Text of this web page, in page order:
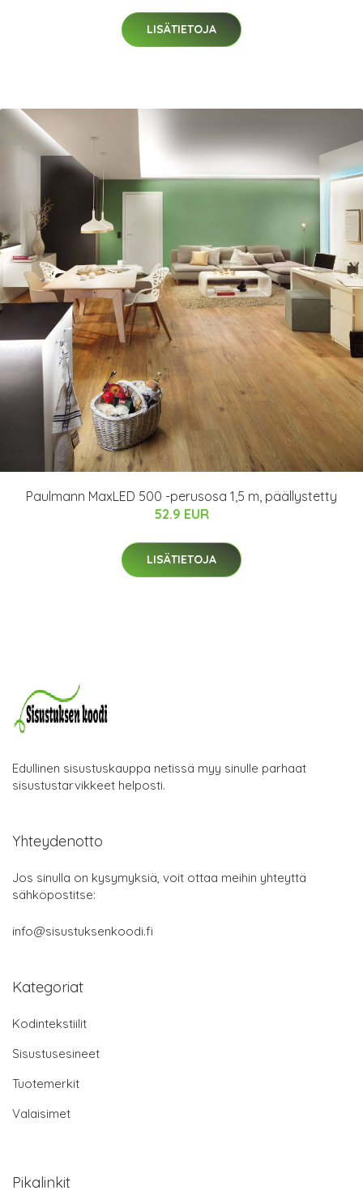
LISÄTIETOJA
Paulmann MaxLED 500 -perusosa 1,5 m, päällystetty
52.9 EUR
LISÄTIETOJA
Edullinen sisustuskauppa netissä myy sinulle parhaat
sisustustarvikkeet helposti.
Yhteydenotto
Jos sinulla on kysymyksiä, voit ottaa meihin yhteyttä
sähköpostitse:
info@sisustuksenkoodi.fi
Kategoriat
Kodintekstiilit
Sisustusesineet
Tuotemerkit
Valaisimet
Pikalinkit